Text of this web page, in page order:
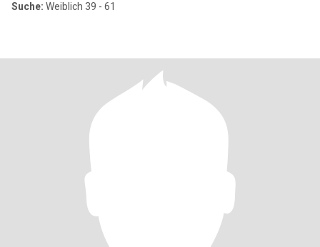
Suche: Weiblich 39 - 61